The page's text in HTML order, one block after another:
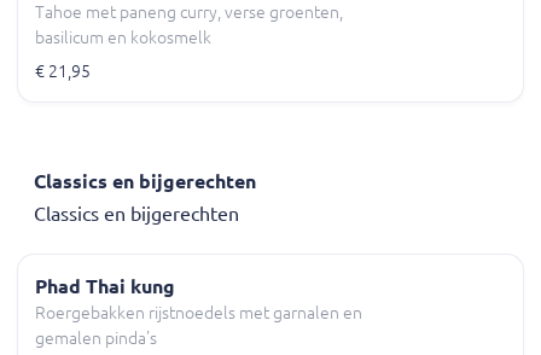
Tahoe met paneng curry, verse groenten,
basilicum en kokosmelk
€ 21,95
Classics en bijgerechten
Classics en bijgerechten
Phad Thai kung
Roergebakken rijstnoedels met garnalen en
gemalen pinda's